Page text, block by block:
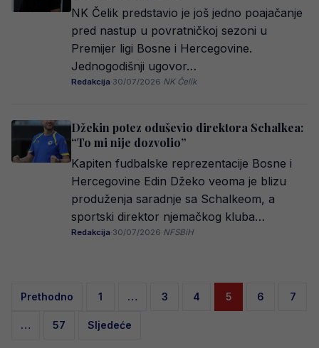
NK Čelik predstavio je još jedno poajačanje
pred nastup u povratničkoj sezoni u
Premijer ligi Bosne i Hercegovine.
Jednogodišnji ugovor…
Redakcija·30/07/2026·NK Čelik
Džekin potez oduševio direktora Schalkea:
“To mi nije dozvolio”
Kapiten fudbalske reprezentacije Bosne i
Hercegovine Edin Džeko veoma je blizu
produženja saradnje sa Schalkeom, a
sportski direktor njemačkog kluba…
Redakcija·30/07/2026·NFSBiH
Posts
pagination
Prethodno 1 … 3 4 5 6 7
… 57 Sljedeće